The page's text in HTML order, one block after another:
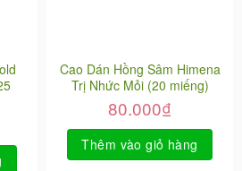
Cao Dán Hồng Sâm Himena
Trị Nhức Mỏi (20 miếng)
80.000₫
Thêm vào giỏ hàng